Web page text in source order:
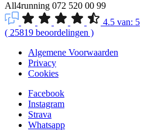
All4running 072 520 00 99
4.5 van: 5
( 25819 beoordelingen )
Algemene Voorwaarden
Privacy
Cookies
Facebook
Instagram
Strava
Whatsapp